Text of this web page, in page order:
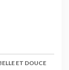
ET DOUCE